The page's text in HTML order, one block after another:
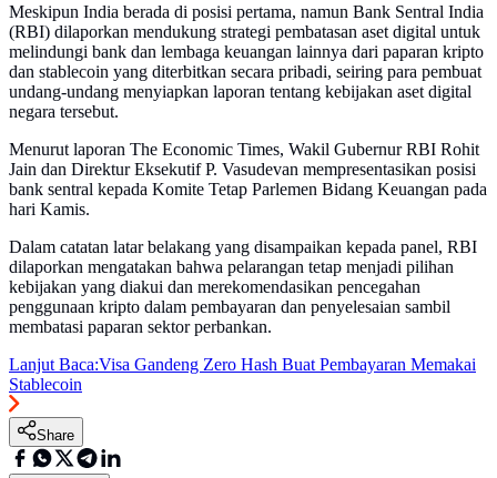
Meskipun India berada di posisi pertama, namun Bank Sentral India
(RBI) dilaporkan mendukung strategi pembatasan aset digital untuk
melindungi bank dan lembaga keuangan lainnya dari paparan kripto
dan stablecoin yang diterbitkan secara pribadi, seiring para pembuat
undang-undang menyiapkan laporan tentang kebijakan aset digital
negara tersebut.
Menurut laporan The Economic Times, Wakil Gubernur RBI Rohit
Jain dan Direktur Eksekutif P. Vasudevan mempresentasikan posisi
bank sentral kepada Komite Tetap Parlemen Bidang Keuangan pada
hari Kamis.
Dalam catatan latar belakang yang disampaikan kepada panel, RBI
dilaporkan mengatakan bahwa pelarangan tetap menjadi pilihan
kebijakan yang diakui dan merekomendasikan pencegahan
penggunaan kripto dalam pembayaran dan penyelesaian sambil
membatasi paparan sektor perbankan.
Lanjut Baca:Visa Gandeng Zero Hash Buat Pembayaran Memakai
Stablecoin
Share